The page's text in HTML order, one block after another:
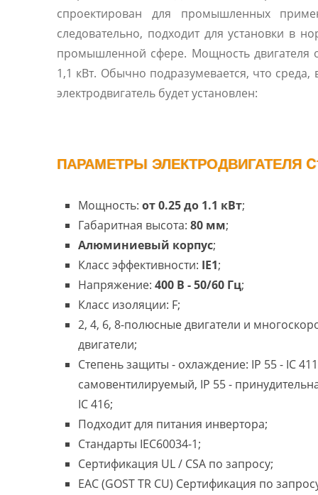
спроектирован для промышленных
следовательно, подходит для установки в
промышленной сфере. Мощность двигателя
1,1 кВт. Обычно подразумевается, что среда,
электродвигатель будет установлен:
ПАРАМЕТРЫ ЭЛЕКТРОДВИГАТЕЛЯ
Мощность: от 0.25 до 1.1 кВт;
Габаритная высота: 80 мм;
Алюминиевый корпус;
Класс эффективности: IE1;
Напряжение: 400 В - 50/60 Гц;
Класс изоляции: F;
2, 4, 6, 8-полюсные двигатели и
двигатели;
Степень защиты - охлаждение: IP 55 - IC 411
самовентилируемый, IP 55 -
IC 416;
Подходит для питания инвертора;
Стандарты IEC60034-1;
Сертификация UL / CSA по запросу;
EAC (GOST TR CU) Сертификация по